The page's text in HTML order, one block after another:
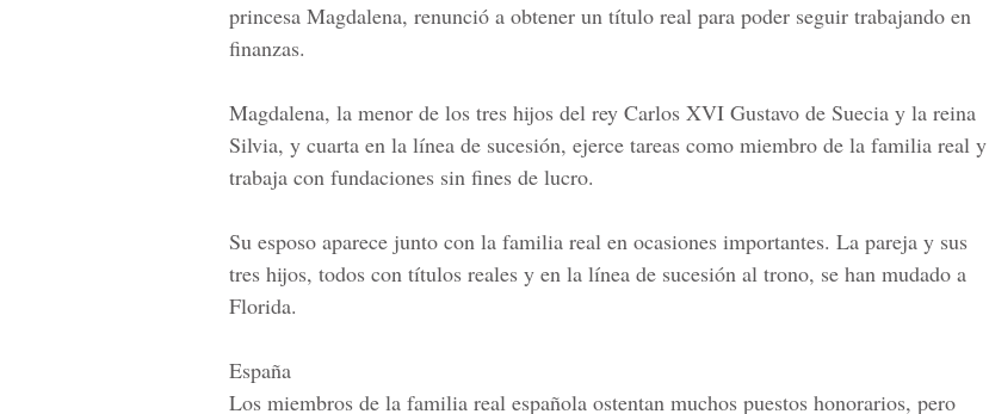
princesa Magdalena, renunció a obtener un título real para poder seguir trabajando en
finanzas.
Magdalena, la menor de los tres hijos del rey Carlos XVI Gustavo de Suecia y la reina
Silvia, y cuarta en la línea de sucesión, ejerce tareas como miembro de la familia real y
trabaja con fundaciones sin fines de lucro.
Su esposo aparece junto con la familia real en ocasiones importantes. La pareja y sus
tres hijos, todos con títulos reales y en la línea de sucesión al trono, se han mudado a
Florida.
España
Los miembros de la familia real española ostentan muchos puestos honorarios, pero